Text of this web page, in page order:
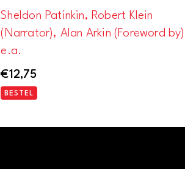
Sheldon Patinkin, Robert Klein
(Narrator), Alan Arkin (Foreword by)
e.a.
€12,75
BESTEL